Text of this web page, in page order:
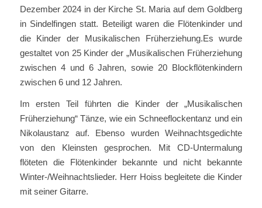
Dezember 2024 in der Kirche St. Maria auf dem Goldberg
in Sindelfingen statt. Beteiligt waren die Flötenkinder und
die Kinder der Musikalischen Früherziehung.Es wurde
gestaltet von 25 Kinder der „Musikalischen Früherziehung
zwischen 4 und 6 Jahren, sowie 20 Blockflötenkindern
zwischen 6 und 12 Jahren.
Im ersten Teil führten die Kinder der „Musikalischen
Früherziehung“ Tänze, wie ein Schneeflockentanz und ein
Nikolaustanz auf. Ebenso wurden Weihnachtsgedichte
von den Kleinsten gesprochen. Mit CD-Untermalung
flöteten die Flötenkinder bekannte und nicht bekannte
Winter-/Weihnachtslieder. Herr Hoiss begleitete die Kinder
mit seiner Gitarre.